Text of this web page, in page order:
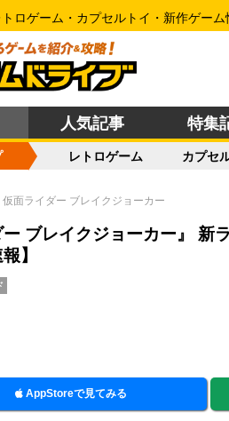
ロゲーム・カプセルトイ・新作ゲーム
人気記事 特集
レトロゲーム カプセ
仮面ライダー ブレイクジョーカー
ー ブレイクジョーカー』
】
AppStoreで見てみる